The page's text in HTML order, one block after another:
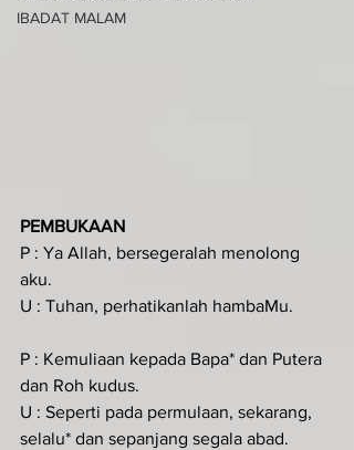
IBADAT MALAM
PEMBUKAAN
P : Ya Allah, bersegeralah menolong
aku.
U : Tuhan, perhatikanlah hambaMu.
P : Kemuliaan kepada Bapa* dan Putera
dan Roh kudus.
U : Seperti pada permulaan, sekarang,
selalu* dan sepanjang segala abad.